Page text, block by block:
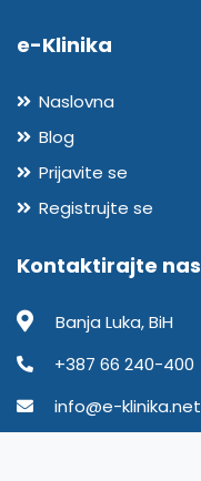
e-Klinika
Naslovna
Blog
Prijavite se
Registrujte se
Kontaktirajte nas
Banja Luka, BiH
+387 66 240-400
info@e-klinika.net